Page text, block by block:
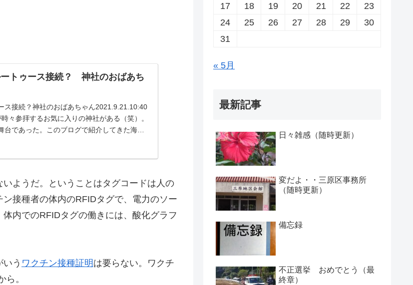
ートゥース接続？ 神社のおばあち
ス接続？神社のおばあちゃん2021.9.21.10:40
々参拝するお気に入りの神社がある（笑）。
であった。このブログで紹介してきた海外
ようだ。ということはタグコードは人の
接種者の体内のRFIDタグで、電力のソー
内でのRFIDタグの働きには、酸化グラフ
う ワクチン接種証明 は要らない。ワクチ
。
17
18 19 20 21 22
23
24
25 26 27 28 29
30
31
« 5月
最新記事
日々雑感（随時更新）
変だよ・・三原区事務所
（随時更新）
備忘録
不正選挙 おめでとう（最
終章）